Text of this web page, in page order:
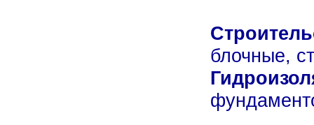
блочные,